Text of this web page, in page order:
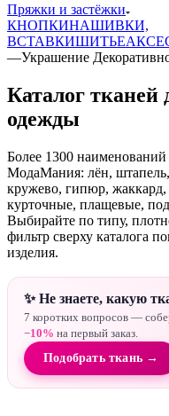
Пряжки и застёжки
КНОПКИНАШИВКИ,
ВСТАВКИШИТЬЕ
—Украшение
Каталог
одежды
Более 1300
МодаМания: лён,
кружево, гипюр,
курточные, плащевые,
Выбирайте по типу,
фильтр сверху каталога
изделия.
✨ Не знаете, какую
7 коротких вопросов —
−10% на первый заказ.
Подобрать ткань →